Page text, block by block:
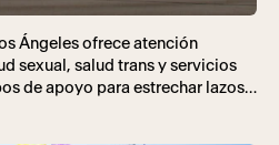
Ángeles ofrece atención
sexual, salud trans y servicios
de apoyo para estrechar lazos